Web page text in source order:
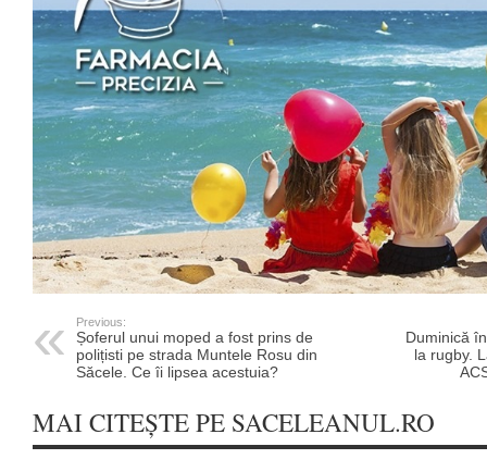
Previous:
Șoferul unui moped a fost prins de
polițisti pe strada Muntele Rosu din
Săcele. Ce îi lipsea acestuia?
Duminică
la rugby.
MAI CITEȘTE PE SACELEANUL.RO